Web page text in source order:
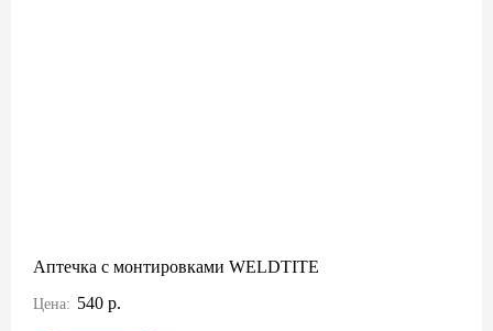
Аптечка с монтировками WELDTITE
Цена: 540 р.